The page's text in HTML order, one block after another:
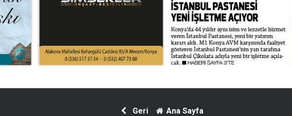
Geri Ana Sayfa